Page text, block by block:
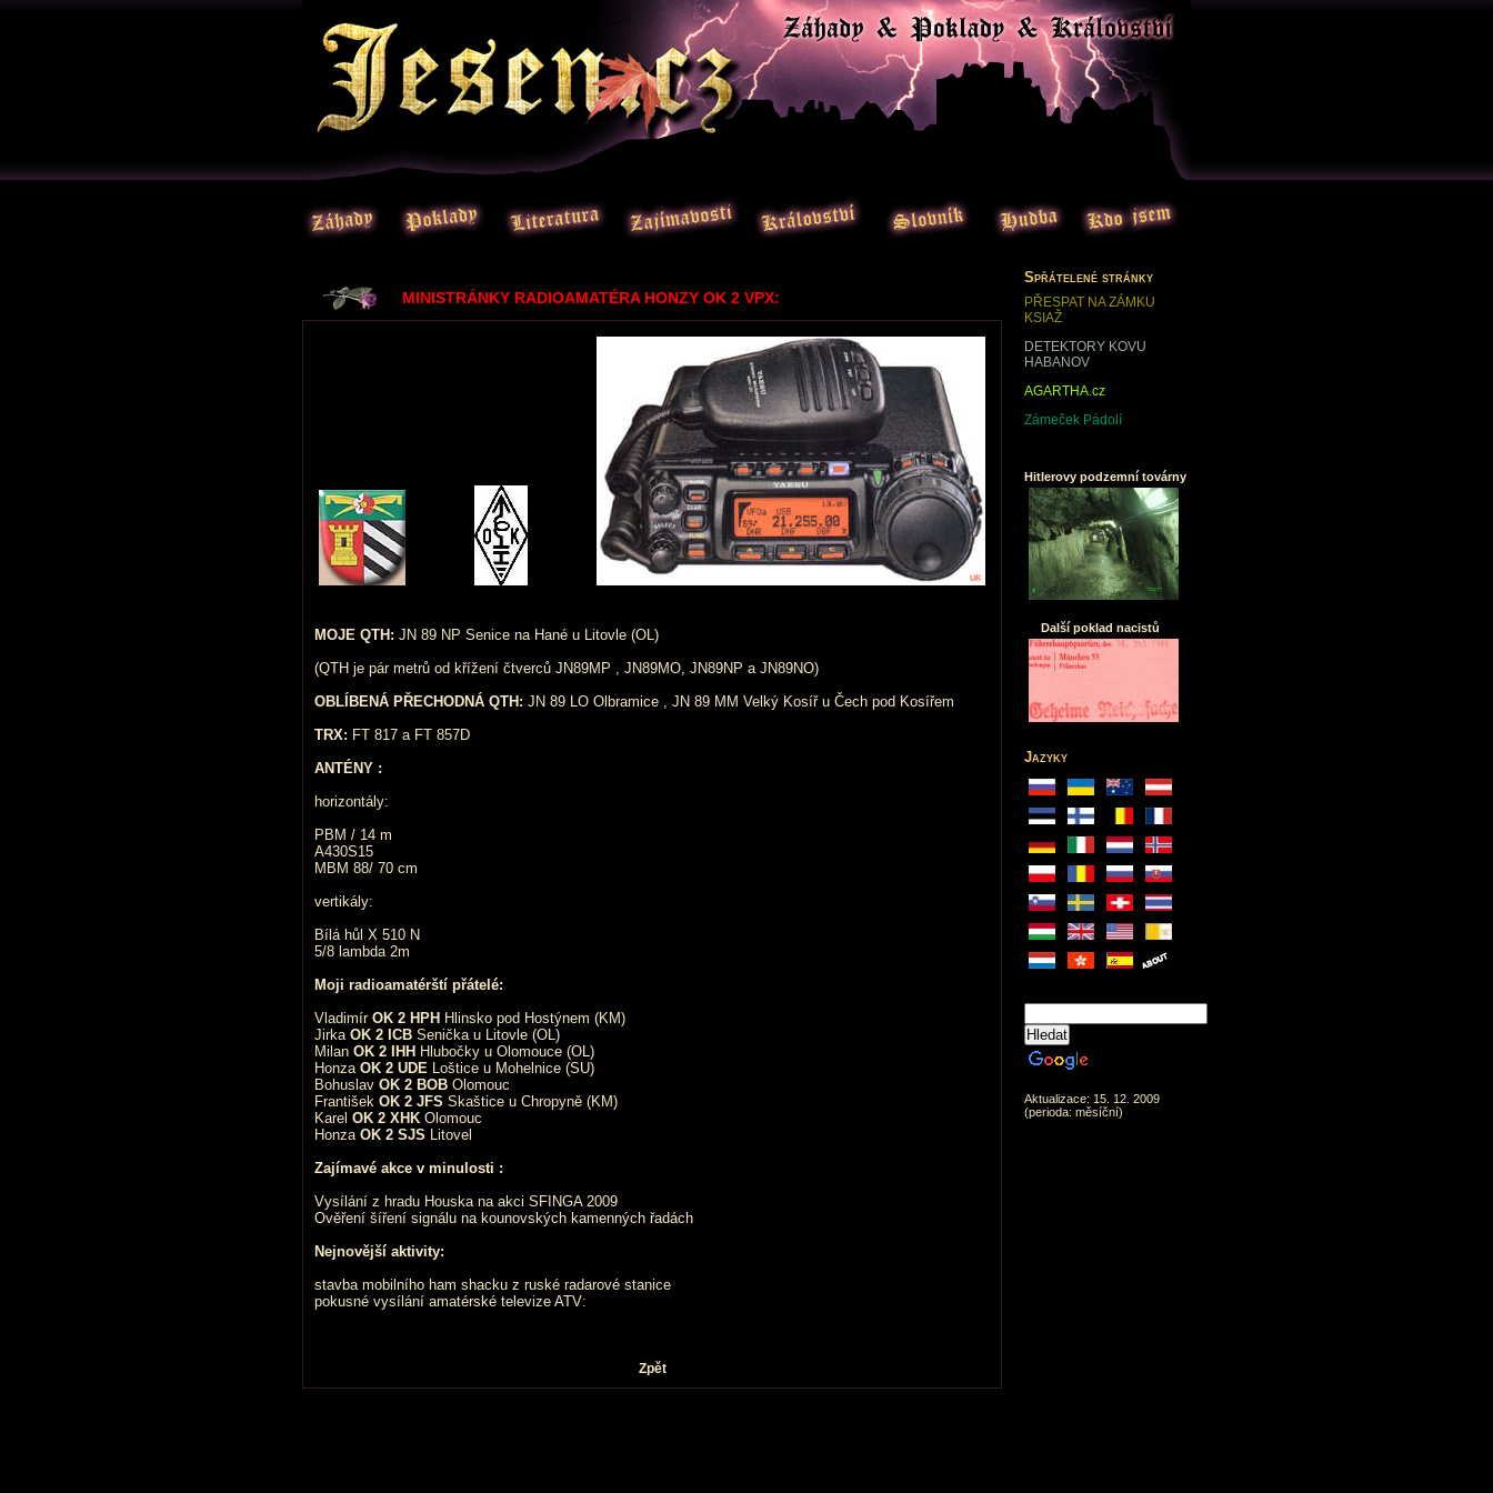
Spřátelené stránky
PŘESPAT NA ZÁMKU
KSIAŽ
DETEKTORY KOVU
HABANOV
AGARTHA.cz
Zámeček Pádolí
Hitlerovy podzemní továrny
Další poklad nacistů
Jazyky
Aktualizace: 15. 12. 2009
(perioda: měsíční)
MINISTRÁNKY RADIOAMATÉRA HONZY OK 2 VPX:
MOJE QTH: JN 89 NP Senice na Hané u Litovle (OL)
(QTH je pár metrů od křížení čtverců JN89MP , JN89MO, JN89NP a JN89NO)
OBLÍBENÁ PŘECHODNÁ QTH: JN 89 LO Olbramice , JN 89 MM Velký Kosíř u Čech pod Kosířem
TRX: FT 817 a FT 857D
ANTÉNY :
horizontály:
PBM / 14 m
A430S15
MBM 88/ 70 cm
vertikály:
Bílá hůl X 510 N
5/8 lambda 2m
Moji radioamatérští přátelé:
Vladimír OK 2 HPH Hlinsko pod Hostýnem (KM)
Jirka OK 2 ICB Senička u Litovle (OL)
Milan OK 2 IHH Hlubočky u Olomouce (OL)
Honza OK 2 UDE Loštice u Mohelnice (SU)
Bohuslav OK 2 BOB Olomouc
František OK 2 JFS Skaštice u Chropyně (KM)
Karel OK 2 XHK Olomouc
Honza OK 2 SJS Litovel
Zajímavé akce v minulosti :
Vysílání z hradu Houska na akci SFINGA 2009
Ověření šíření signálu na kounovských kamenných řadách
Nejnovější aktivity:
stavba mobilního ham shacku z ruské radarové stanice
pokusné vysílání amatérské televize ATV:
Zpět